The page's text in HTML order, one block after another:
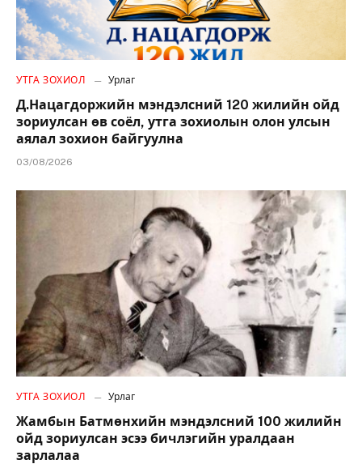
УТГА ЗОХИОЛ Урлаг
Д.Нацагдоржийн мэндэлсний 120 жилийн ойд
зориулсан өв соёл, утга зохиолын олон улсын
аялал зохион байгуулна
03/08/2026
УТГА ЗОХИОЛ Урлаг
Жамбын Батмөнхийн мэндэлсний 100 жилийн
ойд зориулсан эсээ бичлэгийн уралдаан
зарлалаа